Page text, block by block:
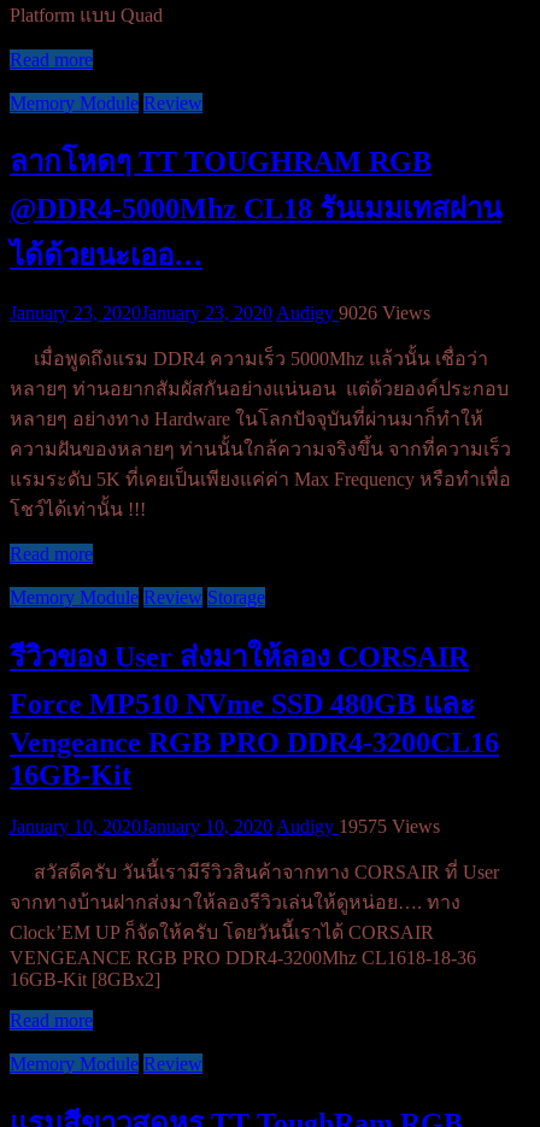
Platform แบบ Quad
Read more
Memory Module Review
ลากโหดๆ TT TOUGHRAM RGB
@DDR4-5000Mhz CL18 รันเมมเทสผ่าน
ได้ด้วยนะเออ…
January 23, 2020January 23, 2020 Audigy 9026 Views
เมื่อพูดถึงแรม DDR4 ความเร็ว 5000Mhz แล้วนั้น เชื่อว่า
หลายๆ ท่านอยากสัมผัสกันอย่างแน่นอน แต่ด้วยองค์ประกอบ
หลายๆ อย่างทาง Hardware ในโลกปัจจุบันที่ผ่านมาก็ทำให้
ความฝันของหลายๆ ท่านนั้นใกล้ความจริงขึ้น จากที่ความเร็ว
แรมระดับ 5K ที่เคยเป็นเพียงแค่ค่า Max Frequency หรือทำเพื่อ
โชว์ได้เท่านั้น !!!
Read more
Memory Module Review Storage
รีวิวของ User ส่งมาให้ลอง CORSAIR
Force MP510 NVme SSD 480GB และ
Vengeance RGB PRO DDR4-3200CL16
16GB-Kit
January 10, 2020January 10, 2020 Audigy 19575 Views
สวัสดีครับ วันนี้เรามีรีวิวสินค้าจากทาง CORSAIR ที่ User
จากทางบ้านฝากส่งมาให้ลองรีวิวเล่นให้ดูหน่อย…. ทาง
Clock’EM UP ก็จัดให้ครับ โดยวันนี้เราได้ CORSAIR
VENGEANCE RGB PRO DDR4-3200Mhz CL1618-18-36
16GB-Kit [8GBx2]
Read more
Memory Module Review